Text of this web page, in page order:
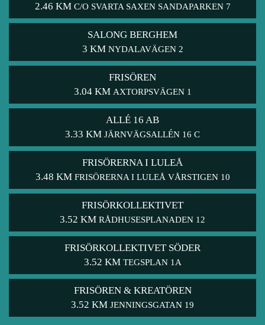
2.46 KM C/O SVARTA SAXEN SANDAPARKEN 7
SALONG BERGHEM
3 KM NYDALAVÄGEN 2
FRISÖREN
3.04 KM AXTORPSVÄGEN 1
ALLÉ 16 AB
3.33 KM JÄRNVÄGSALLÉN 16 C
FRISÖRERNA I LULEÅ
3.48 KM FRISÖRERNA I LULEÅ VÅRSTIGEN 10
FRISÖRKOLLEKTIVET
3.52 KM RÅDHUSESPLANADEN 12
FRISÖRKOLLEKTIVET SÖDER
3.52 KM TEGSPLAN 1A
FRISÖREN & KREATÖREN
3.52 KM JENNINGSGATAN 19